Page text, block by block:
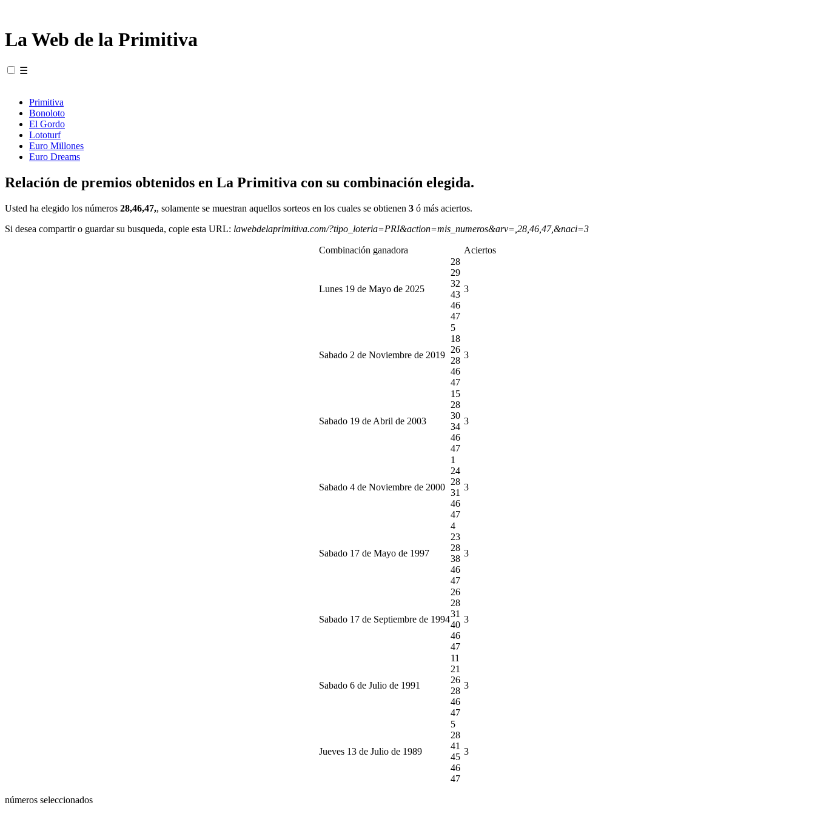
La Web de la Primitiva
☰
Primitiva
Bonoloto
El Gordo
Lototurf
Euro Millones
Euro Dreams
Relación de premios obtenidos en La Primitiva con su combinación elegida.
Usted ha elegido los números 28,46,47,, solamente se muestran aquellos sorteos en los cuales se obtienen 3 ó más aciertos.
Si desea compartir o guardar su busqueda, copie esta URL: lawebdelaprimitiva.com/?tipo_loteria=PRI&action=mis_numeros&arv=,28,46,47,&naci=3
Combinación ganadora Aciertos
Lunes 19 de Mayo de 2025
28
29
32
43
46
47
3
Sabado 2 de Noviembre de 2019
5
18
26
28
46
47
3
Sabado 19 de Abril de 2003
15
28
30
34
46
47
3
Sabado 4 de Noviembre de 2000
1
24
28
31
46
47
3
Sabado 17 de Mayo de 1997
4
23
28
38
46
47
3
Sabado 17 de Septiembre de 1994
26
28
31
40
46
47
3
Sabado 6 de Julio de 1991
11
21
26
28
46
47
3
Jueves 13 de Julio de 1989
5
28
41
45
46
47
3
números seleccionados